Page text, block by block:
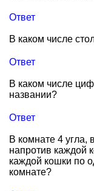
Ответ
В каком числе
Ответ
В каком числе
названии?
Ответ
В комнате 4 угла,
напротив каждой
каждой кошки по
комнате?